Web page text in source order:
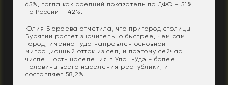
65%, тогда как средний показатель по ДФО – 51%,
по России – 42%.
Юлия Бюраева отметила, что пригород столицы
Бурятии растет значительно быстрее, чем сам
город, именно туда направлен основной
миграционный отток из сел, и поэтому сейчас
численность населения в Улан-Удэ - более
половины всего населения республики, и
составляет 58,2%.